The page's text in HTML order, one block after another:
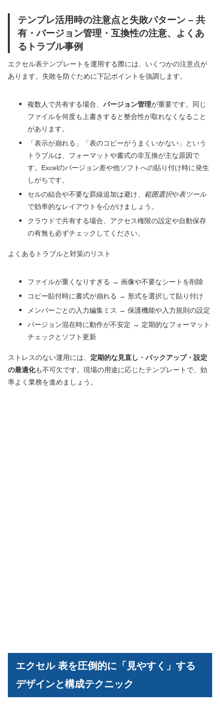
テンプレ活用時の注意点と失敗パターン – 共
有・バージョン管理・互換性の注意、よくあ
るトラブル事例
エクセル表テンプレートを運用する際には、いくつかの注意点が
あります。失敗を防ぐために下記ポイントを強調します。
複数人で共有する場合、 バージョン管理が重要です。同じ
ファイルを何度も上書きすると整合性が取れなくなること
があります。
「表示が崩れる」「表のコピーがうまくいかない」という
トラブルは、フォーマットや書式の非互換が主な原因で
す。Excelのバージョン差や他ソフトへの貼り付け時に発生
しがちです。
セルの結合や不要な罫線追加は避け、 範囲選択や表ツール
で効率的なレイアウトを心がけましょう。
クラウドで共有する場合、アクセス権限の設定や自動保存
の有無も必ずチェックしてください。
よくあるトラブルと対策のリスト
ファイルが重くなりすぎる → 画像や不要なシートを削除
コピー貼付時に書式が崩れる → 形式を選択して貼り付け
メンバーごとの入力編集ミス → 保護機能や入力規則の設定
バージョン混在時に動作が不安定 → 定期的なフォーマット
チェックとソフト更新
ストレスのない運用には、 定期的な見直し・バックアップ・設定
の最適化も不可欠です。現場の用途に応じたテンプレートで、効
率よく業務を進めましょう。
エクセル 表を圧倒的に「見やすく」する
デザインと構成テクニック